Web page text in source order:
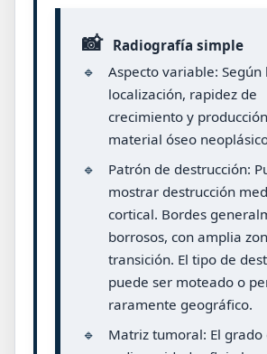
📸
Radiografía simple
🔹
Aspecto variable: Según
localización, rapidez de
crecimiento y
material óseo
🔹
Patrón de destrucción:
mostrar destrucción
cortical. Bordes
borrosos, con amplia
transición. El tipo de
puede ser moteado o
raramente geográfico.
🔹
Matriz tumoral: El grado